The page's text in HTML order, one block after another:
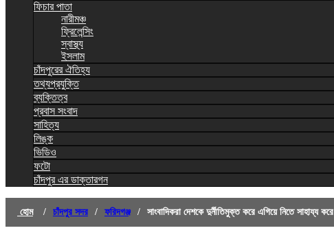
ফিচার পাতা
নারীমঞ্চ
ফ্রিলেন্সিং
স্বাস্থ্য
ইসলাম
চাঁদপুরের ঐতিহ্য
তথ্যপ্রযুক্তি
ব্যক্তিত্ব
প্রবাস সংবাদ
সাহিত্য
লিঙ্ক
ভিডিও
ফটো
চাঁদপুর এর ডাক্তারগন
হোম / চাঁদপুর সদর / ফরিদগঞ্জ / সাংবাদিকরা দেশকে দুর্নীতিমুক্ত করে এগিয়ে নিতে সাহায্য করে